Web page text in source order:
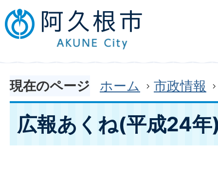
現在のページ ホーム 市政情報
広報あくね(平成24